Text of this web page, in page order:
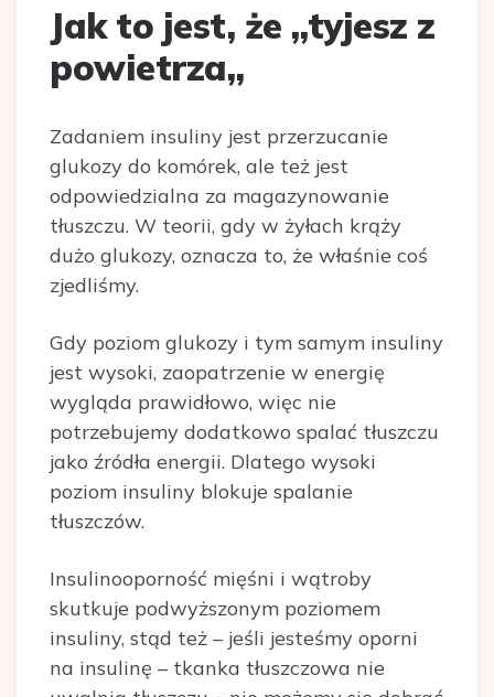
Jak to jest, że „tyjesz z
powietrza„
Zadaniem insuliny jest przerzucanie
glukozy do komórek, ale też jest
odpowiedzialna za magazynowanie
tłuszczu. W teorii, gdy w żyłach krąży
dużo glukozy, oznacza to, że właśnie coś
zjedliśmy.
Gdy poziom glukozy i tym samym insuliny
jest wysoki, zaopatrzenie w energię
wygląda prawidłowo, więc nie
potrzebujemy dodatkowo spalać tłuszczu
jako źródła energii. Dlatego wysoki
poziom insuliny blokuje spalanie
tłuszczów.
Insulinooporność mięśni i wątroby
skutkuje podwyższonym poziomem
insuliny, stąd też – jeśli jesteśmy oporni
na insulinę – tkanka tłuszczowa nie